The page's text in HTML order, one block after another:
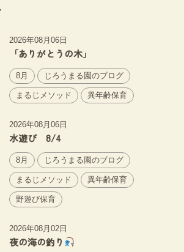
2026年08月06日
「ありがとうの木」
8月 じろうまる園のブログ
まるじメソッド 異年齢保育
2026年08月06日
水遊び 8/4
8月 じろうまる園のブログ
まるじメソッド 異年齢保育
野遊び保育
2026年08月02日
夜の海の釣り